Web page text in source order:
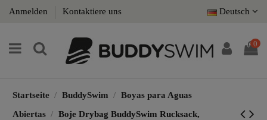
Anmelden Kontaktiere uns Deutsch
0
Startseite BuddySwim
Boyas para Aguas
Abiertas
Boje Drybag BuddySwim Rucksack,